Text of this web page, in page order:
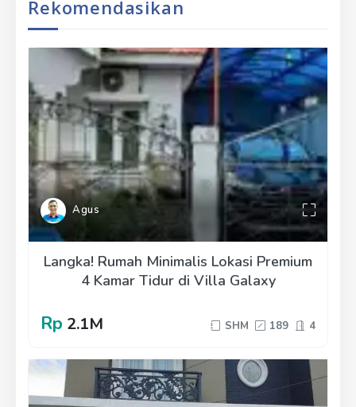
Rekomendasikan
Agus
Langka! Rumah Minimalis Lokasi Premium
4 Kamar Tidur di Villa Galaxy
Rp 2.1M SHM 189 4